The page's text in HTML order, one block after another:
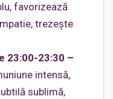
favorizează
trezeşte
23:00-23:30 –
intensă,
sublimă,